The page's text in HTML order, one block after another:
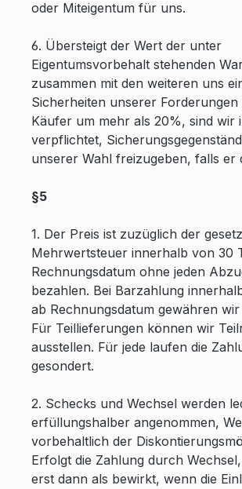
oder Miteigentum für uns.
6. Übersteigt der Wert der unter
Eigentumsvorbehalt stehenden
zusammen mit den weiteren uns
Sicherheiten unserer Forderungen
Käufer um mehr als 20%, sind wir
verpflichtet,
unserer Wahl freizugeben, falls er
§5
1. Der Preis ist zuzüglich der
Mehrwertsteuer innerhalb von 30
Rechnungsdatum ohne jeden
bezahlen. Bei Barzahlung
ab Rechnungsdatum gewähren
Für Teillieferungen können wir
ausstellen. Für jede laufen die
gesondert.
2. Schecks und Wechsel werden
erfüllungshalber angenommen,
vorbehaltlich der
Erfolgt die Zahlung durch
erst dann als bewirkt, wenn die